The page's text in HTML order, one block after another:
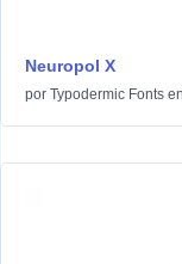
Neuropol X
por Typodermic Fonts en